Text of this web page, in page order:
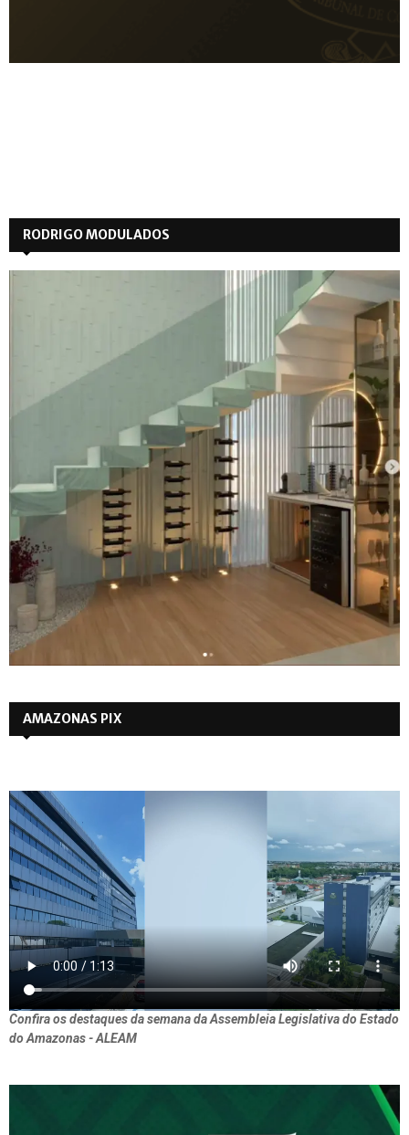
RODRIGO MODULADOS
AMAZONAS PIX
Confira os destaques da semana da Assembleia Legislativa do Estado
do Amazonas - ALEAM